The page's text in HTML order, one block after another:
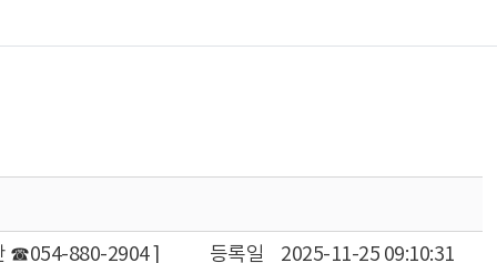
등록일 2025-11-25 09:10:31
☎054-880-2904 ]